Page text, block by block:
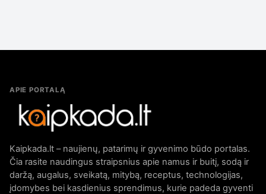
APIE PORTALĄ
Kaipkada.lt – naujienų, patarimų ir gyvenimo būdo portalas.
Čia rasite naudingus straipsnius apie namus ir buitį, sodą ir
daržą, augalus, sveikatą, mitybą, receptus, technologijas,
įdomybes bei kasdienius sprendimus, kurie padeda gyventi